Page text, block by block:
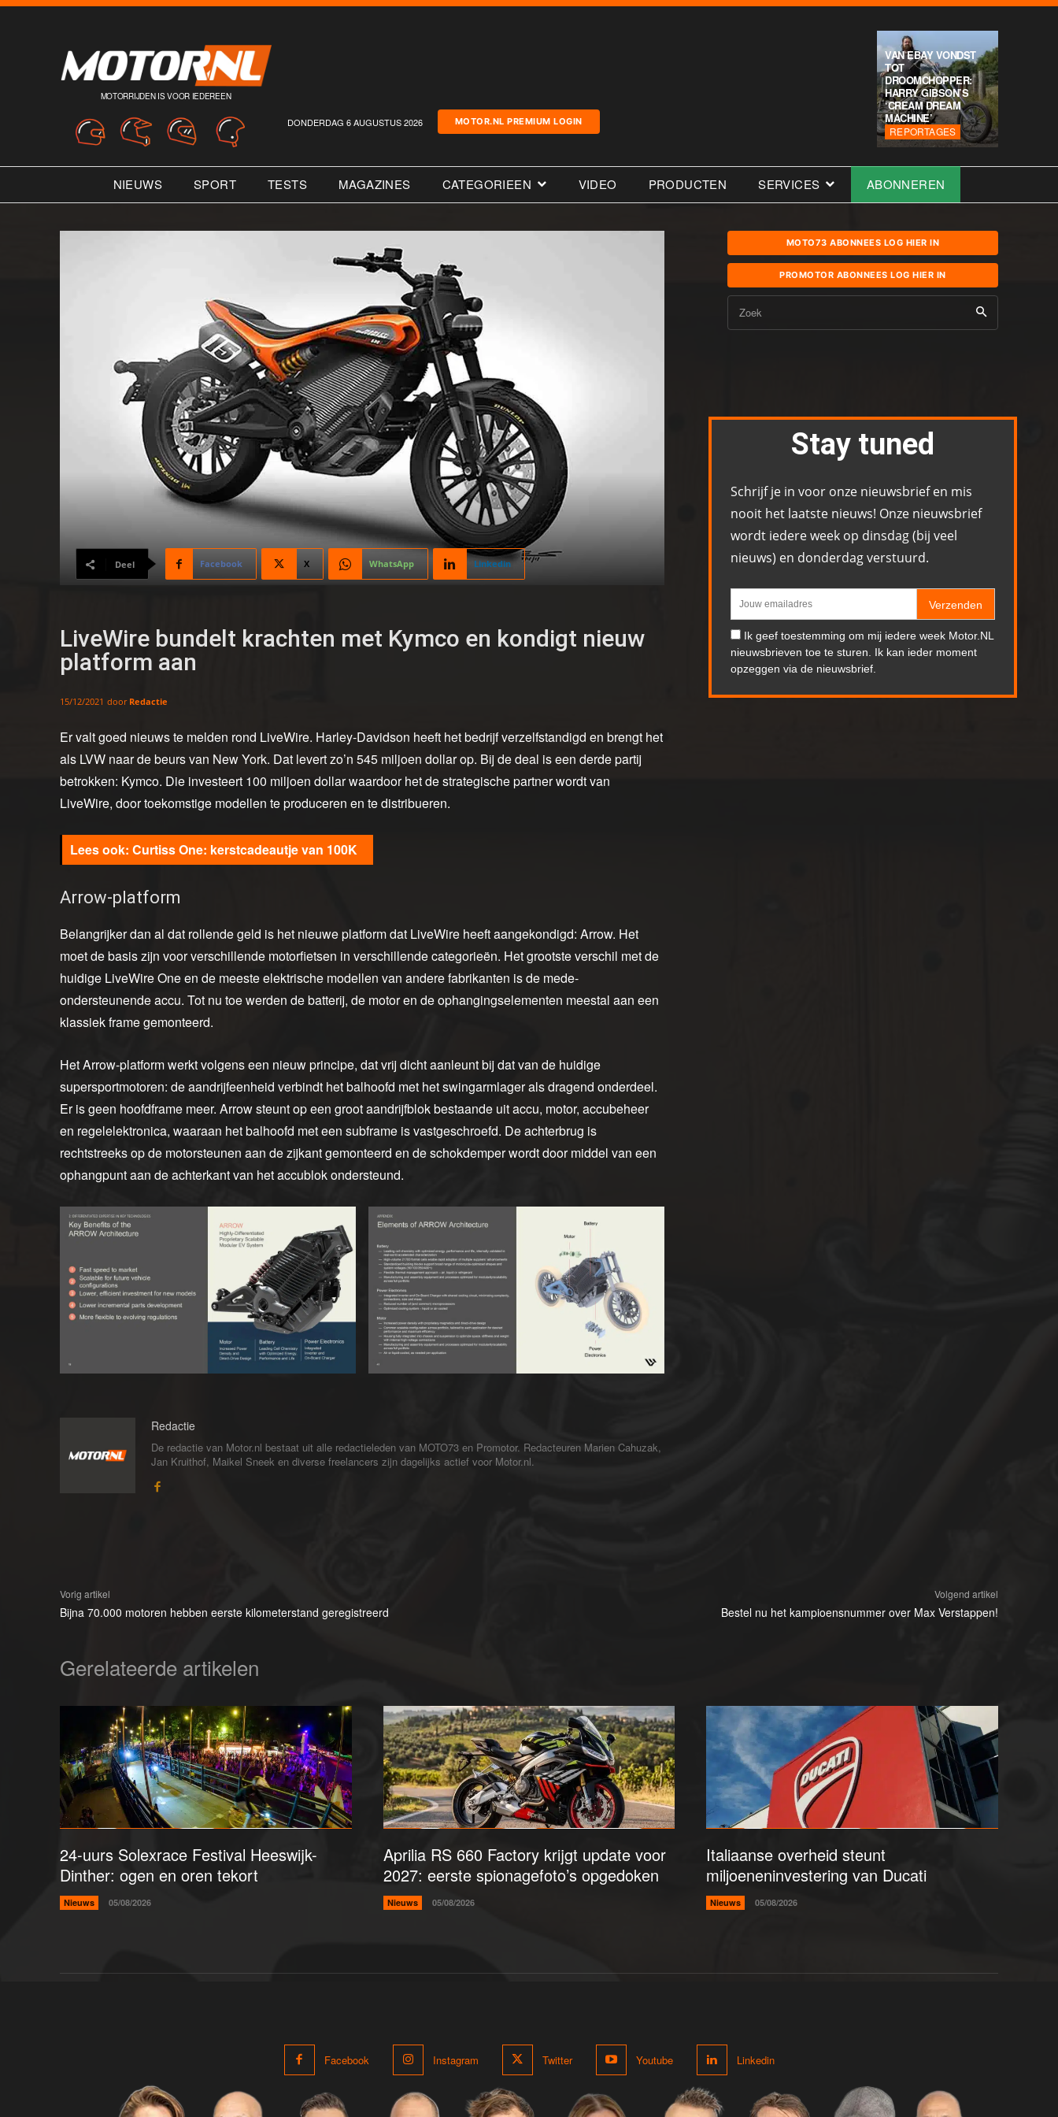
MOTORRIJDEN IS VOOR IEDEREEN
DONDERDAG 6 AUGUSTUS 2026 MOTOR.NL PREMIUM LOGIN
VAN EBAY VONDST
TOT
DROOMCHOPPER:
HARRY GIBSON’S
‘CREAM DREAM
MACHINE’
REPORTAGES
NIEUWS SPORT TESTS MAGAZINES CATEGORIEEN VIDEO PRODUCTEN SERVICES ABONNEREN
Deel Facebook X WhatsApp Linkedin
LiveWire bundelt krachten met Kymco en kondigt nieuw
platform aan
15/12/2021 door Redactie
Er valt goed nieuws te melden rond LiveWire. Harley-Davidson heeft het bedrijf verzelfstandigd en brengt het
als LVW naar de beurs van New York. Dat levert zo’n 545 miljoen dollar op. Bij de deal is een derde partij
betrokken: Kymco. Die investeert 100 miljoen dollar waardoor het de strategische partner wordt van
LiveWire, door toekomstige modellen te produceren en te distribueren.
Curtiss One: kerstcadeautje van 100K
Arrow-platform
Belangrijker dan al dat rollende geld is het nieuwe platform dat LiveWire heeft aangekondigd: Arrow. Het
moet de basis zijn voor verschillende motorfietsen in verschillende categorieën. Het grootste verschil met de
huidige LiveWire One en de meeste elektrische modellen van andere fabrikanten is de mede-
ondersteunende accu. Tot nu toe werden de batterij, de motor en de ophangingselementen meestal aan een
klassiek frame gemonteerd.
Het Arrow-platform werkt volgens een nieuw principe, dat vrij dicht aanleunt bij dat van de huidige
supersportmotoren: de aandrijfeenheid verbindt het balhoofd met het swingarmlager als dragend onderdeel.
Er is geen hoofdframe meer. Arrow steunt op een groot aandrijfblok bestaande uit accu, motor, accubeheer
en regelelektronica, waaraan het balhoofd met een subframe is vastgeschroefd. De achterbrug is
rechtstreeks op de motorsteunen aan de zijkant gemonteerd en de schokdemper wordt door middel van een
ophangpunt aan de achterkant van het accublok ondersteund.
Redactie
De redactie van Motor.nl bestaat uit alle redactieleden van MOTO73 en Promotor. Redacteuren Marien Cahuzak,
Jan Kruithof, Maikel Sneek en diverse freelancers zijn dagelijks actief voor Motor.nl.
MOTO73 ABONNEES LOG HIER IN
PROMOTOR ABONNEES LOG HIER IN
Zoek
Stay tuned
Schrijf je in voor onze nieuwsbrief en mis
nooit het laatste nieuws! Onze nieuwsbrief
wordt iedere week op dinsdag (bij veel
nieuws) en donderdag verstuurd.
Verzenden
Ik geef toestemming om mij iedere week Motor.NL
nieuwsbrieven toe te sturen. Ik kan ieder moment
opzeggen via de nieuwsbrief.
Vorig artikel
Bijna 70.000 motoren hebben eerste kilometerstand geregistreerd
Volgend artikel
Bestel nu het kampioensnummer over Max Verstappen!
Gerelateerde artikelen
24-uurs Solexrace Festival Heeswijk-
Dinther: ogen en oren tekort
Nieuws 05/08/2026
Aprilia RS 660 Factory krijgt update voor
2027: eerste spionagefoto’s opgedoken
Nieuws 05/08/2026
Italiaanse overheid steunt
miljoeneninvestering van Ducati
Nieuws 05/08/2026
Facebook Instagram Twitter Youtube Linkedin